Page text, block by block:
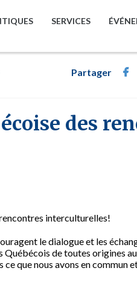
SERVICES
Partager
des
interculturelles!
le dialogue et les
de toutes origines
que nous avons en commun